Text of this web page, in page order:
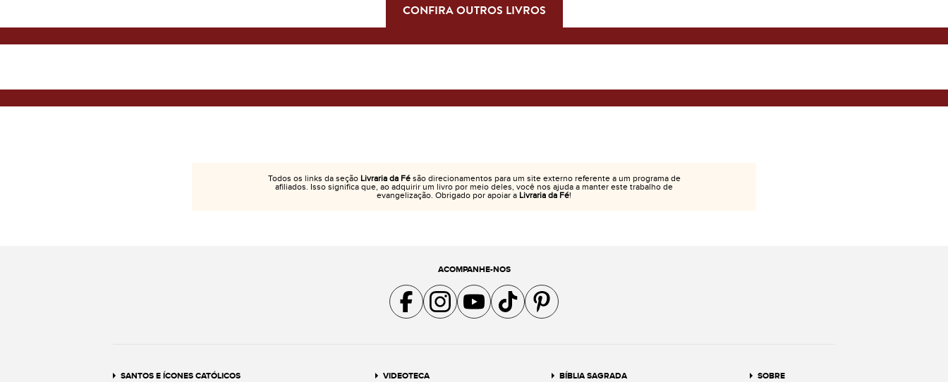
CONFIRA OUTROS LIVROS
Todos os links da seção Livraria da Fésão direcionamentos para um site externo referente a um programa de
afiliados. Isso significa que, ao adquirir um livro por meio deles, você nos ajuda a manter este trabalho de
evangelização. Obrigado por apoiar a Livraria da Fé!
ACOMPANHE-NOS
Acompanhe a gente no Facebook
Acompanhe a gente no Instagram
Acompanhe a gente no YouTube
Acompanhe a gente no TikTok
Acompanhe a gente no Pinterest
SANTOS E ÍCONES CATÓLICOS VIDEOTECA BÍBLIA SAGRADA SOBRE